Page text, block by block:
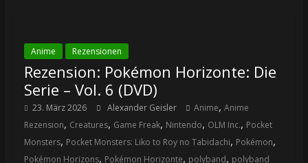
Anime Rezensionen
Rezension: Pokémon Horizonte: Die
Serie – Vol. 6 (DVD)
23. März 2026 Alexander Geisler Anime, Anime
Rezension, Creatures, Game Freak, Nintendo, OLM Inc., Pocket
Monsters, Pocket Monsters: Liko to Roy no Tabidachi, Pokémon,
Pokémon Horizons, Pokémon Horizonte, polyband, polyband